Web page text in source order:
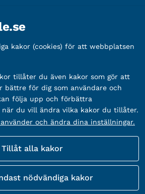
212000-2338
2333
sätt att följa oss
kakor (cookies) för att webbplatsen
tillåter du även kakor som gör att
bättre för dig som användare och
följa upp och förbättra
du vill ändra vilka kakor du tillåter.
och ändra dina inställningar.
Tillåt alla kakor
nödvändiga kakor